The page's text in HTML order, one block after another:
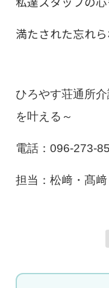
満たされた忘れ
ひろやす荘通所
を叶える～
電話：096-273-
担当：松﨑・髙﨑